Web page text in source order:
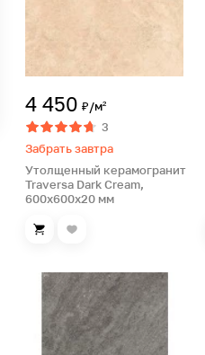
4 450 ₽/м²
3
Забрать завтра
Утолщенный керамогранит
Traversa Dark Cream,
600х600х20 мм